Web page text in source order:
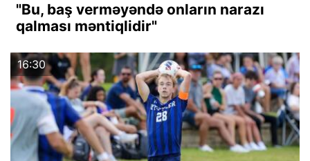
"Bu, baş verməyəndə onların narazı
qalması məntiqlidir"
16:30